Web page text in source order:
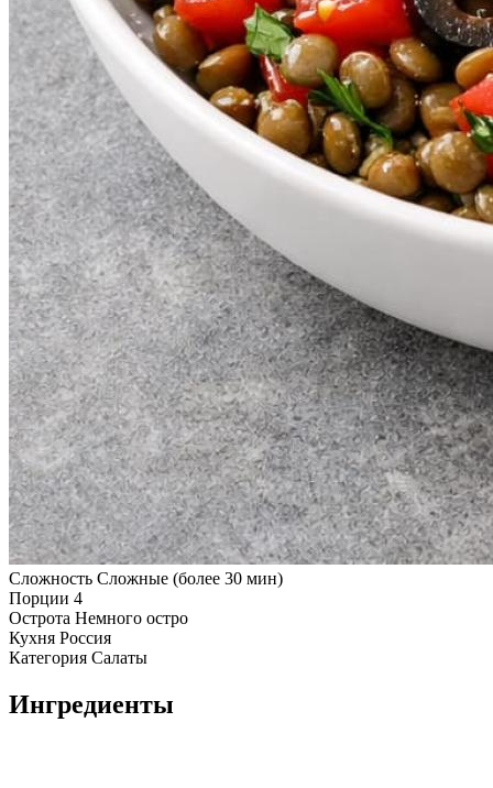
Сложность Сложные (более 30 мин)
Порции 4
Острота Немного остро
Кухня Россия
Категория Салаты
Ингредиенты